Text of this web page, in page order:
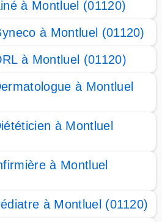
à Montluel (01120)
à Montluel (01120)
à Montluel (01120)
à Montluel
à Montluel
à Montluel
à Montluel (01120)